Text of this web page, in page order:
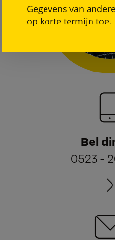
Bel
0523 -
Gegevens van
op korte termijn toe.